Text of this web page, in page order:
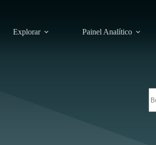
Explorar Painel Analítico